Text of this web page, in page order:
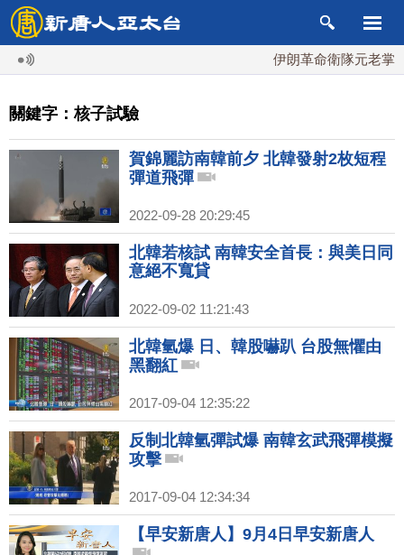
伊朗革命衛隊元老掌最
關鍵字：核子試驗
賀錦麗訪南韓前夕 北韓發射2枚短程
彈道飛彈
2022-09-28 20:29:45
北韓若核試 南韓安全首長：與美日同
意絕不寬貸
2022-09-02 11:21:43
北韓氫爆 日、韓股嚇趴 台股無懼由
黑翻紅
2017-09-04 12:35:22
反制北韓氫彈試爆 南韓玄武飛彈模擬
攻擊
2017-09-04 12:34:34
【早安新唐人】9月4日早安新唐人